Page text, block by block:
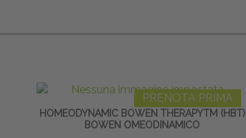
PRENOTA PRIMA
HOMEODYNAMIC BOWEN THERAPYTM (HBT)
BOWEN OMEODINAMICO